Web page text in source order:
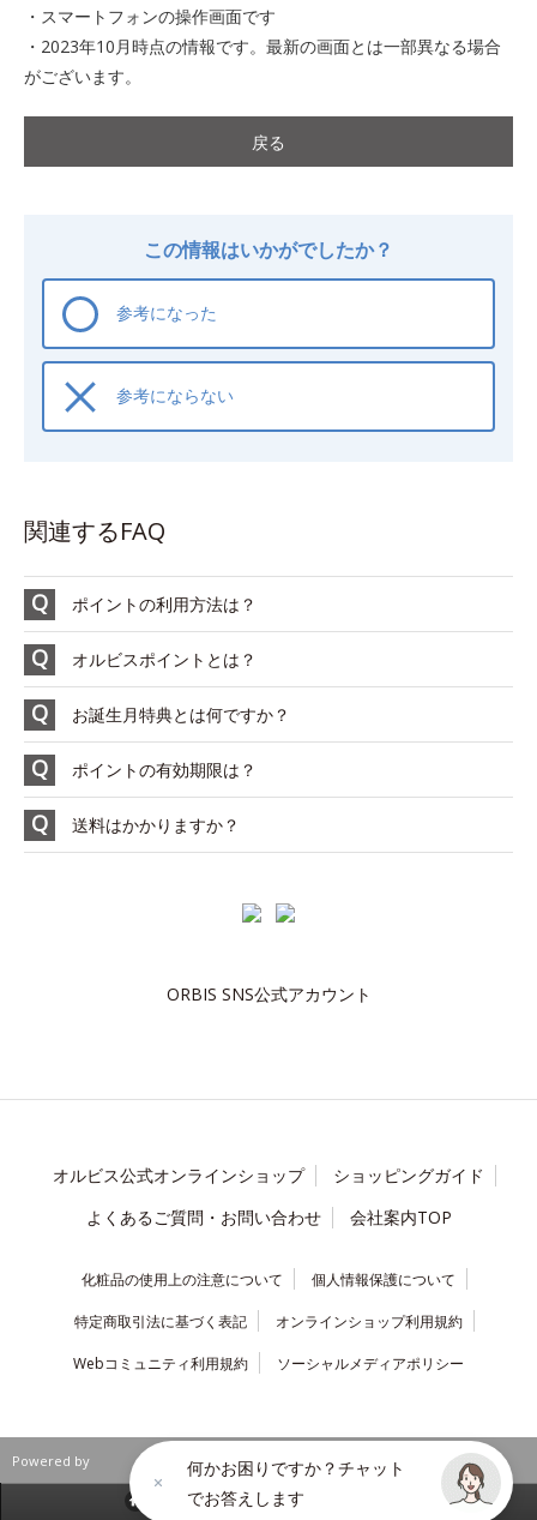
・スマートフォンの操作画面です
・2023年10月時点の情報です。最新の画面とは一部異なる場合
がございます。
戻る
この情報はいかがでしたか？
参考になった
参考にならない
関連するFAQ
ポイントの利用方法は？
オルビスポイントとは？
お誕生月特典とは何ですか？
ポイントの有効期限は？
送料はかかりますか？
ORBIS SNS公式アカウント
オルビス公式オンラインショップ
ショッピングガイド
よくあるご質問・お問い合わせ
会社案内TOP
化粧品の使用上の注意について 個人情報保護について
特定商取引法に基づく表記 オンラインショップ利用規約
Webコミュニティ利用規約 ソーシャルメディアポリシー
Powered by
何かお困りですか？チャット
でお答えします